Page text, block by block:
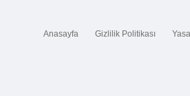
Anasayfa Gizlilik Politikası